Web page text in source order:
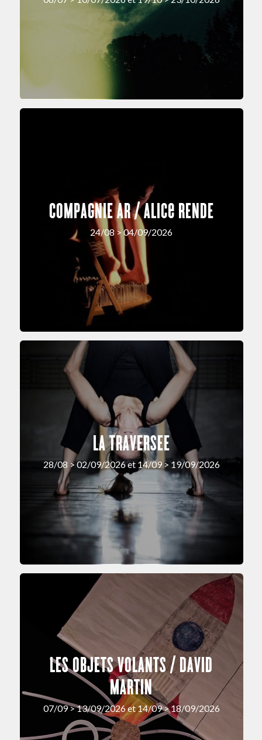
COMPAGNIE AR / Alice RENDE
24/08 > 04/09/2026
LA TRAVERSEE
28/08 > 02/09/2026 et 14/09 > 19/09/2026
LES OBJETS VOLANTS / DAVID
MARTIN
07/09 > 13/09/2026 et 14/09 > 18/09/2026